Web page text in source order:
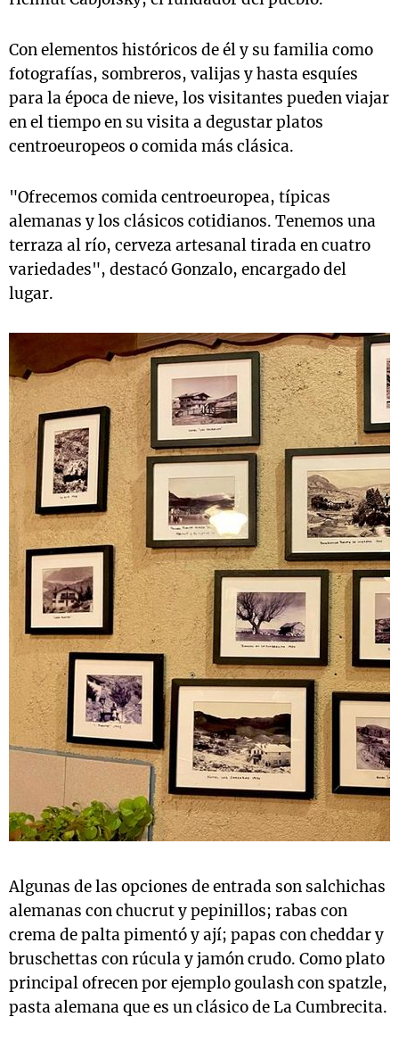
Con elementos históricos de él y su familia como
fotografías, sombreros, valijas y hasta esquíes
para la época de nieve, los visitantes pueden viajar
en el tiempo en su visita a degustar platos
centroeuropeos o comida más clásica.
"Ofrecemos comida centroeuropea, típicas
alemanas y los clásicos cotidianos. Tenemos una
terraza al río, cerveza artesanal tirada en cuatro
variedades", destacó Gonzalo, encargado del
lugar.
Algunas de las opciones de entrada son salchichas
alemanas con chucrut y pepinillos; rabas con
crema de palta pimentó y ají; papas con cheddar y
bruschettas con rúcula y jamón crudo. Como plato
principal ofrecen por ejemplo goulash con spatzle,
pasta alemana que es un clásico de La Cumbrecita.